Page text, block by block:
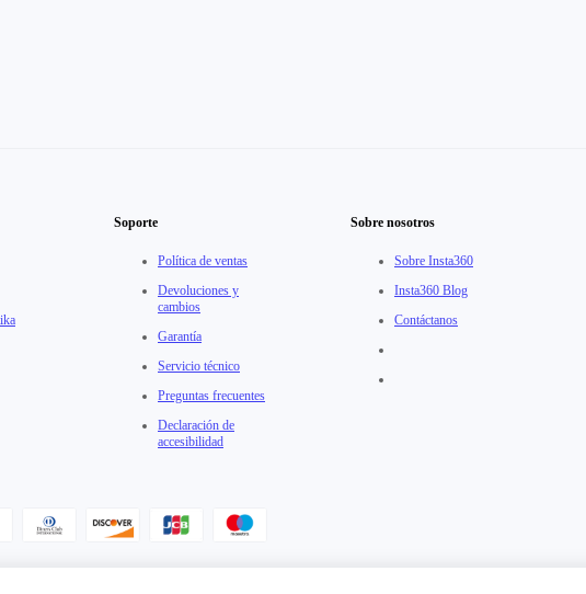
Soporte
Política de ventas
Devoluciones y
cambios
Garantía
Servicio técnico
Preguntas frecuentes
Declaración de
accesibilidad
Sobre nosotros
Sobre Insta360
Insta360 Blog
Contáctanos